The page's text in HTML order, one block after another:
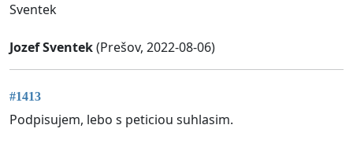
Sventek
Jozef Sventek(Prešov, 2022-08-06)
#1413
Podpisujem, lebo s peticiou suhlasim.